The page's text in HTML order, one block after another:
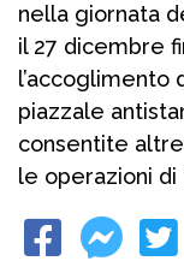
nella giornata
il 27 dicembre
l’accoglimento
piazzale
consentite
le operazioni di